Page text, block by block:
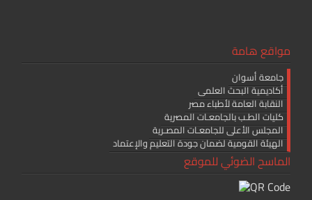
مواقع هامة
جامعة أسوان
أكاديمية البحث العلمى
النقابة العامة لأطباء مصر
كليات الطـب بالجامعـات المصرية
المجلس الأعلى للجامعـات المصـرية
الهيئة القومية لضمان جودة التعليم والإعتماد
الماسح الضوئي للموقع